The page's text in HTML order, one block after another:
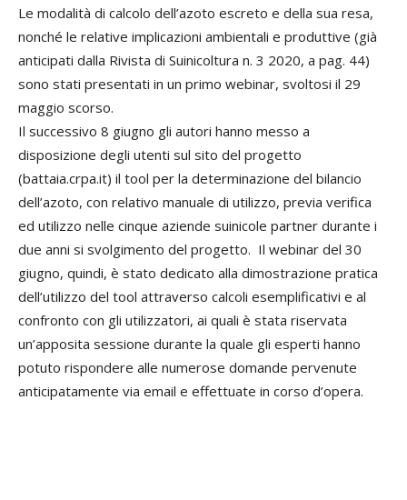
Le modalità di calcolo dell’azoto escreto e della sua resa,
nonché le relative implicazioni ambientali e produttive (già
anticipati dalla Rivista di Suinicoltura n. 3 2020, a pag. 44)
sono stati presentati in un primo webinar, svoltosi il 29
maggio scorso.
Il successivo 8 giugno gli autori hanno messo a
disposizione degli utenti sul sito del progetto
(battaia.crpa.it) il tool per la determinazione del bilancio
dell’azoto, con relativo manuale di utilizzo, previa verifica
ed utilizzo nelle cinque aziende suinicole partner durante i
due anni si svolgimento del progetto. Il webinar del 30
giugno, quindi, è stato dedicato alla dimostrazione pratica
dell’utilizzo del tool attraverso calcoli esemplificativi e al
confronto con gli utilizzatori, ai quali è stata riservata
un’apposita sessione durante la quale gli esperti hanno
potuto rispondere alle numerose domande pervenute
anticipatamente via email e effettuate in corso d’opera.